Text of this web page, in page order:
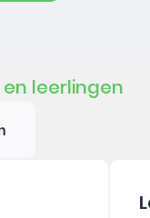
leerlingen